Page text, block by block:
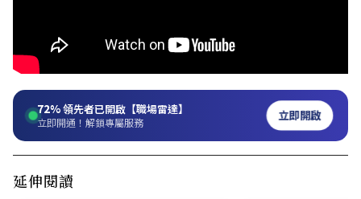
72%領先者已開啟【職場雷達】
立即開通！解鎖專屬服務 立即開啟
延伸閱讀